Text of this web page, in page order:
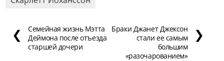
❮
Семейная жизнь Мэтта
Деймона после отъезда
старшей дочери
Браки Джанет Джексон
стали ее самым
большим
«разочарованием»
❯